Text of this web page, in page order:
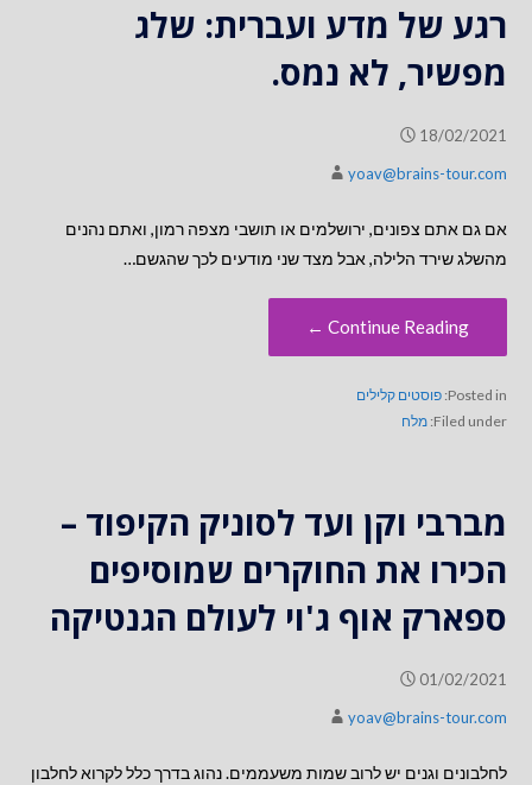
רגע של מדע ועברית: שלג
מפשיר, לא נמס.
18/02/2021
yoav@brains-tour.com
אם גם אתם צפונים, ירושלמים או תושבי מצפה רמון, ואתם נהנים
מהשלג שירד הלילה, אבל מצד שני מודעים לכך שהגשם…
Continue Reading ←
Posted in: פוסטים קלילים
Filed under: מלח
מברבי וקן ועד לסוניק הקיפוד –
הכירו את החוקרים שמוסיפים
ספארק אוף ג'וי לעולם הגנטיקה
01/02/2021
yoav@brains-tour.com
לחלבונים וגנים יש לרוב שמות משעממים. נהוג בדרך כלל לקרוא לחלבון